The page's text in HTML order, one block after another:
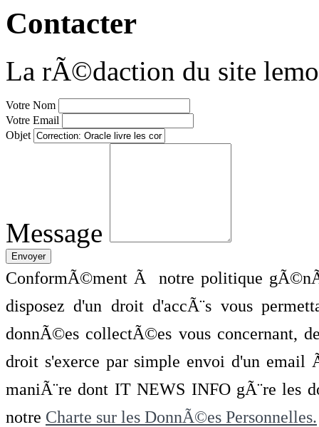
Contacter
La rÃ©daction du site
Votre Nom
Votre Email
Objet
Message
ConformÃ©ment Ã notre politique
disposez d'un droit d'accÃ¨s vous
donnÃ©es collectÃ©es vous concernant,
droit s'exerce par simple envoi d'un
maniÃ¨re dont IT NEWS INFO gÃ¨re les
notre Charte sur les DonnÃ©es Personnelles.